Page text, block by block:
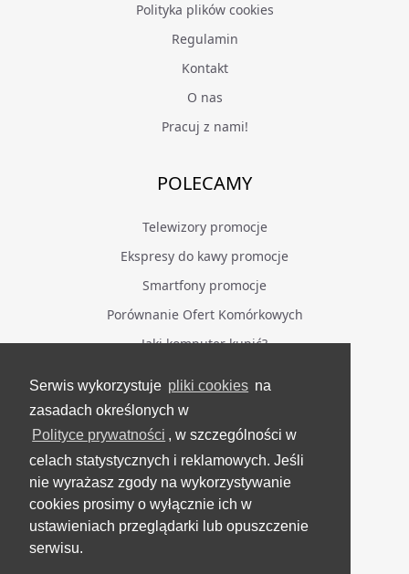
Serwis wykorzystuje pliki cookies na
zasadach określonych w
Polityce prywatności , w szczególności w
celach statystycznych i reklamowych. Jeśli
nie wyrażasz zgody na wykorzystywanie
cookies prosimy o wyłącznie ich w
ustawieniach przeglądarki lub opuszczenie
serwisu.
Polityka plików cookies
Regulamin
Kontakt
O nas
Pracuj z nami!
POLECAMY
Telewizory promocje
Ekspresy do kawy promocje
Smartfony promocje
Porównanie Ofert Komórkowych
Jaki komputer kupić?
BĄDŹ NA BIEŻĄCO
Facebook
Grupa Testerzy Videotestów
YouTube
Twitter